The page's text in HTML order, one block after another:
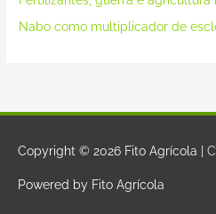
Nabo como multiplicador de
Copyright © 2026 Fito Agrícola |
Powered by Fito Agrícola